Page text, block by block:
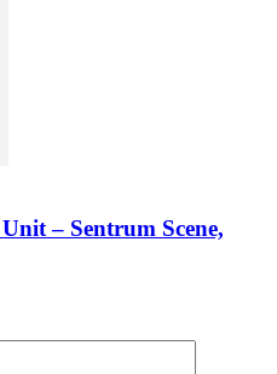
– Sentrum Scene,